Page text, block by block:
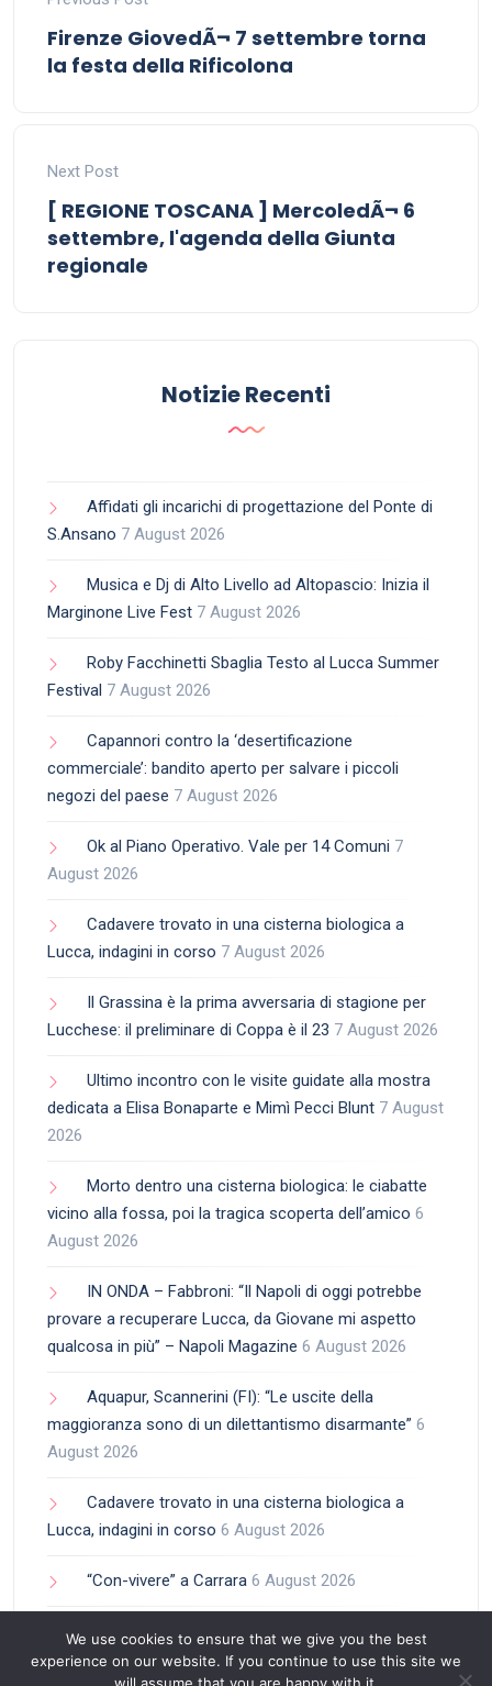
Firenze GiovedÃ¬ 7 settembre torna
la festa della Rificolona
Next Post
[ REGIONE TOSCANA ] MercoledÃ¬ 6
settembre, l'agenda della Giunta
regionale
Notizie Recenti
Affidati gli incarichi di progettazione del Ponte di
S.Ansano 7 August 2026
Musica e Dj di Alto Livello ad Altopascio: Inizia il
Marginone Live Fest 7 August 2026
Roby Facchinetti Sbaglia Testo al Lucca Summer
Festival 7 August 2026
Capannori contro la ‘desertificazione
commerciale’: bandito aperto per salvare i piccoli
negozi del paese 7 August 2026
Ok al Piano Operativo. Vale per 14 Comuni 7
August 2026
Cadavere trovato in una cisterna biologica a
Lucca, indagini in corso 7 August 2026
Il Grassina è la prima avversaria di stagione per
Lucchese: il preliminare di Coppa è il 23 7 August 2026
Ultimo incontro con le visite guidate alla mostra
dedicata a Elisa Bonaparte e Mimì Pecci Blunt 7 August
2026
Morto dentro una cisterna biologica: le ciabatte
vicino alla fossa, poi la tragica scoperta dell’amico 6
August 2026
IN ONDA – Fabbroni: “Il Napoli di oggi potrebbe
provare a recuperare Lucca, da Giovane mi aspetto
qualcosa in più” – Napoli Magazine 6 August 2026
Aquapur, Scannerini (FI): “Le uscite della
maggioranza sono di un dilettantismo disarmante” 6
August 2026
Cadavere trovato in una cisterna biologica a
Lucca, indagini in corso 6 August 2026
“Con-vivere” a Carrara 6 August 2026
Aquapur, Capannori 2034: “La Presidenza è la
Giusta Ricompensa per Aver Nominato una Donna nel
We use cookies to ensure that we give you the best
experience on our website. If you continue to use this site we